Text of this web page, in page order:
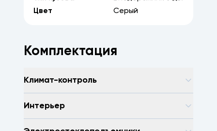
Цвет
Серый
Комплектация
Климат-контроль
Интерьер